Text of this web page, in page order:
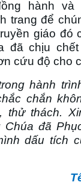
hành và
trang để
giáo đó
đã chịu
cứu độ cho
hành
chắn
thử thách.
Chúa đã
dấu tích